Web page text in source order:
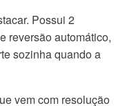
Possui 2
reversão automático,
sozinha quando a
vem com resolução